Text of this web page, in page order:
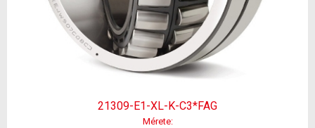
21309-E1-XL-K-C3*FAG
Mérete: